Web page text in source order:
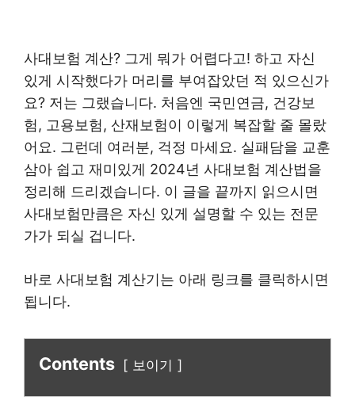
사대보험 계산? 그게 뭐가 어렵다고! 하고 자신
있게 시작했다가 머리를 부여잡았던 적 있으신가
요? 저는 그랬습니다. 처음엔 국민연금, 건강보
험, 고용보험, 산재보험이 이렇게 복잡할 줄 몰랐
어요. 그런데 여러분, 걱정 마세요. 실패담을 교훈
삼아 쉽고 재미있게 2024년 사대보험 계산법을
정리해 드리겠습니다. 이 글을 끝까지 읽으시면
사대보험만큼은 자신 있게 설명할 수 있는 전문
가가 되실 겁니다.
바로 사대보험 계산기는 아래 링크를 클릭하시면
됩니다.
Contents 보이기